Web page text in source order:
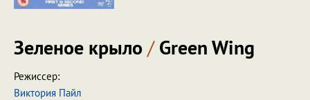
Зеленое крыло /Green Wing
Режиссер:
Виктория Пайл